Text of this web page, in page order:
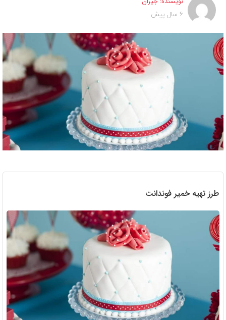
6 سال پیش
طرز تهیه خمیر فوندانت